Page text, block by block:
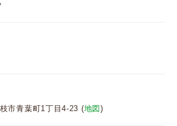
市青葉町1丁目4-23 (地図)